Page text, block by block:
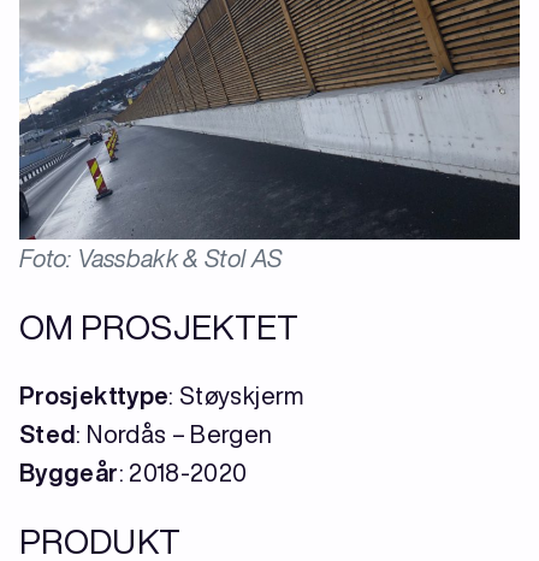
Foto: Vassbakk & Stol AS
OM PROSJEKTET
Prosjekttype: Støyskjerm
Sted : Nordås – Bergen
Byggeår: 2018-2020
PRODUKT